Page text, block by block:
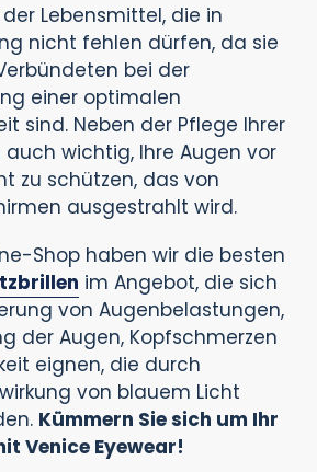
Lebensmittel, die in
nicht fehlen dürfen, da sie
bei der
einer optimalen
sind. Neben der Pflege Ihrer
auch wichtig, Ihre Augen vor
zu schützen, das von
ausgestrahlt wird.
Shop haben wir die besten
im Angebot, die sich
von Augenbelastungen,
der Augen, Kopfschmerzen
eignen, die durch
von blauem Licht
Kümmern Sie sich um Ihr
Venice Eyewear!